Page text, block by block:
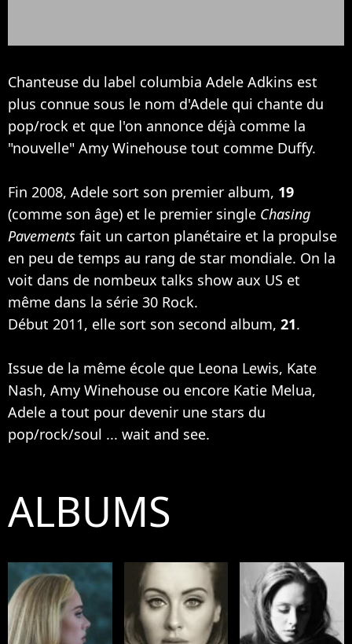
Chanteuse du label columbia Adele Adkins est
plus connue sous le nom d'Adele qui chante du
pop/rock et que l'on annonce déjà comme la
"nouvelle" Amy Winehouse tout comme Duffy.
Fin 2008, Adele sort son premier album, 19
(comme son âge) et le premier single Chasing
Pavements fait un carton planétaire et la propulse
en peu de temps au rang de star mondiale. On la
voit dans de nombeux talks show aux US et
même dans la série 30 Rock.
Début 2011, elle sort son second album, 21.
Issue de la même école que Leona Lewis, Kate
Nash, Amy Winehouse ou encore Katie Melua,
Adele a tout pour devenir une stars du
pop/rock/soul ... wait and see.
ALBUMS